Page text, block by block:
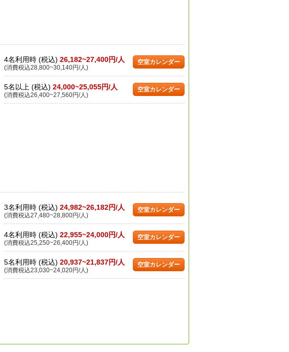
4名利用時 (税込) 26,182~27,400円/人
(消費税込28,800~30,140円/人)
空室カレンダー
5名以上 (税込) 24,000~25,055円/人
(消費税込26,400~27,560円/人)
空室カレンダー
3名利用時 (税込) 24,982~26,182円/人
(消費税込27,480~28,800円/人)
空室カレンダー
4名利用時 (税込) 22,955~24,000円/人
(消費税込25,250~26,400円/人)
空室カレンダー
5名利用時 (税込) 20,937~21,837円/人
(消費税込23,030~24,020円/人)
空室カレンダー